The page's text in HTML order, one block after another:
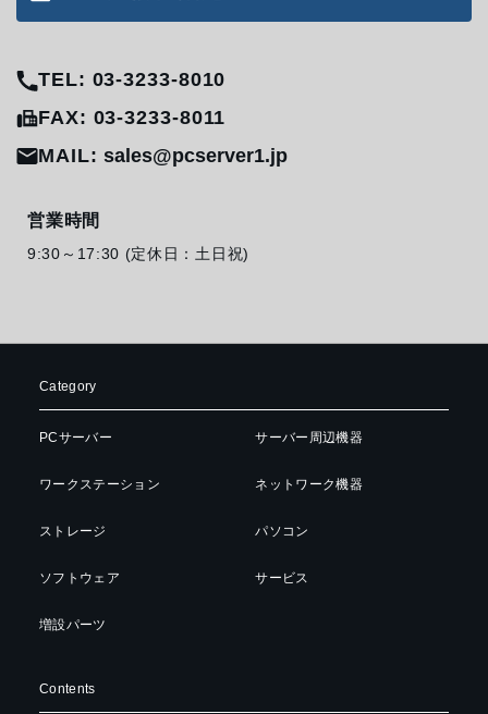
TEL: 03-3233-8010
FAX: 03-3233-8011
MAIL:sales@pcserver1.jp
営業時間
9:30～17:30 (定休日：土日祝)
Category
PCサーバー
ワークステーション
ストレージ
ソフトウェア
増設パーツ
サーバー周辺機器
ネットワーク機器
パソコン
サービス
Contents